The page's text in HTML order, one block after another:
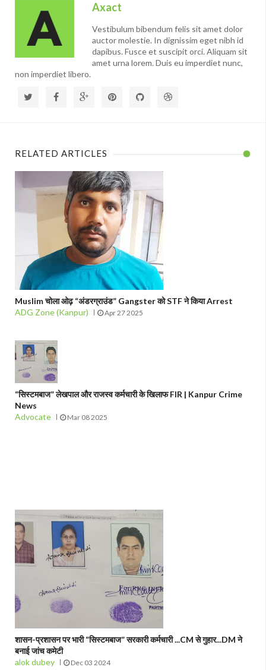
Axact
Vestibulum bibendum felis sit amet dolor
auctor molestie. In dignissim eget nibh id
dapibus. Fusce et suscipit orci. Aliquam sit
amet urna lorem. Duis eu imperdiet nunc,
non imperdiet libero.
RELATED ARTICLES
Muslim चोला ओढ़ “अंडरग्राउंड” Gangster को STF ने किया Arrest
ADG Zone (Kanpur)
Apr 27 2025
“सिस्टमबाज” लेखपाल और राजस्व कर्मचारी के खिलाफ FIR | Kanpur Crime
News
Advocate
Mar 08 2025
शासन-प्रशासन पर भारी “सिस्टमबाज” सरकारी कर्मचारी ...CM से गुहार...DM ने
बनाई जांच कमेटी
alok dubey
Dec 03 2024